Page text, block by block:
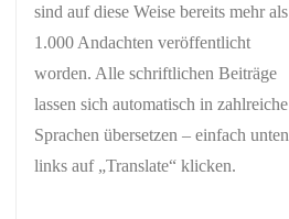
sind auf diese Weise bereits mehr als
1.000 Andachten veröffentlicht
worden. Alle schriftlichen Beiträge
lassen sich automatisch in zahlreiche
Sprachen übersetzen – einfach unten
links auf „Translate“ klicken.